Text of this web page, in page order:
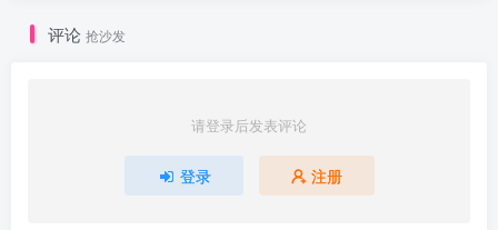
评论 抢沙发
请登录后发表评论
登录 注册